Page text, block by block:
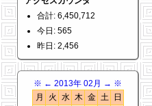
合計: 6,450,712
今日: 565
昨日: 2,456
※ ← 2013年 02月 → ※
月
火 水 木 金 土
日